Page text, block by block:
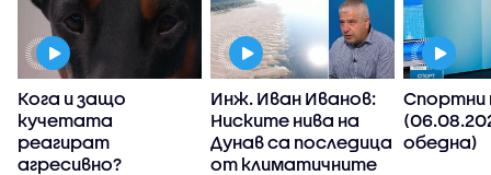
Кога и защо
кучетата
реагират
агресивно?
Инж. Иван Иванов:
Ниските нива на
Дунав са последица
от климатичните
Спортни
обедна)